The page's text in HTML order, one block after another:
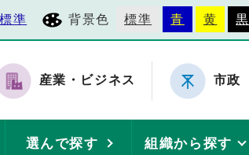
標準 背景色 標準 青 黄 黒
産業・ビジネス 市政
選んで探す 組織から探す